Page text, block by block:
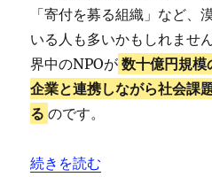
「寄付を募る組織」など、
いる人も多いかもしれませ
界中のNPOが 数十億円規模
企業と連携しながら社会課
る のです。
“【NPO/非営利団体ランキ
続きを読む